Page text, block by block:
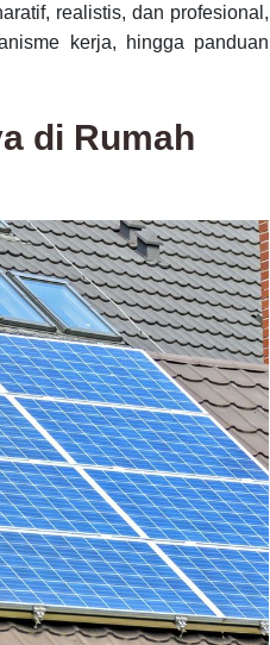
realistis, dan profesional,
kerja, hingga panduan
di Rumah